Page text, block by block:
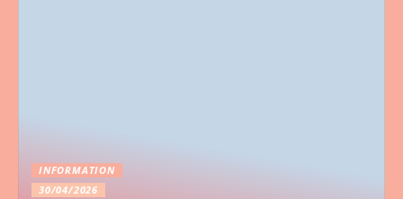
INFORMATION
30/04/2026